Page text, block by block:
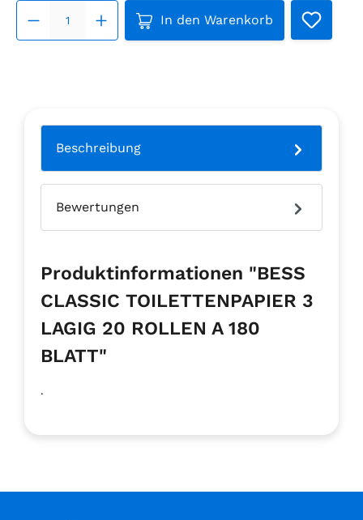
Produkt Anzahl: Gib den
In den Warenkorb
Beschreibung
Bewertungen
Produktinformationen "BESS
CLASSIC TOILETTENPAPIER 3
LAGIG 20 ROLLEN A 180
BLATT"
.